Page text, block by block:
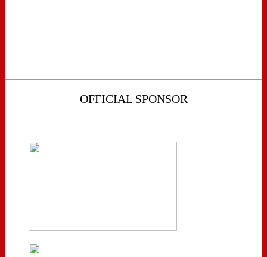
OFFICIAL SPONSOR